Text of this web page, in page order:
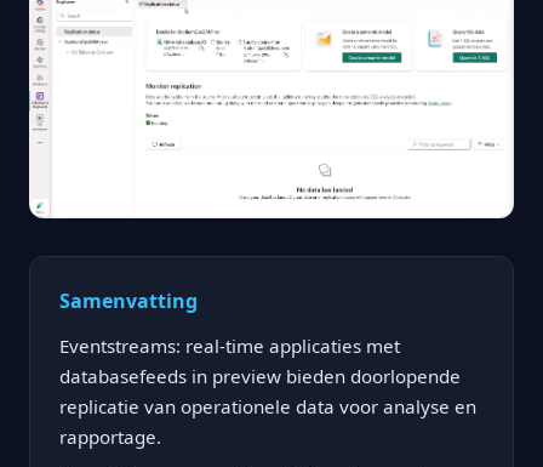
Samenvatting
Eventstreams: real-time applicaties met
databasefeeds in preview bieden doorlopende
replicatie van operationele data voor analyse en
rapportage.